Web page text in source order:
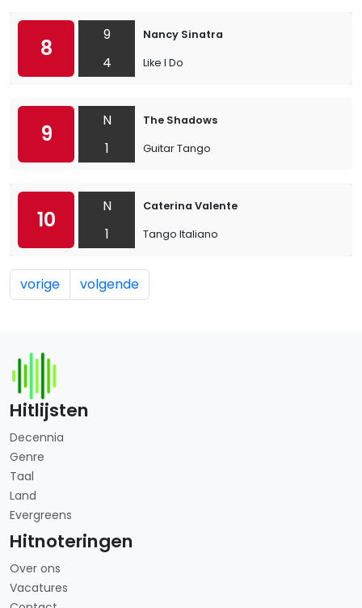
8
9
4
Nancy Sinatra
Like I Do
9
N
1
The Shadows
Guitar Tango
10
N
1
Caterina Valente
Tango Italiano
vorige volgende
Hitlijsten
Decennia
Genre
Taal
Land
Evergreens
Hitnoteringen
Over ons
Vacatures